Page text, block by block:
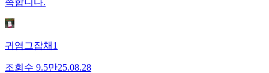
귀염그잡채1
조회수 9.5만25.08.28